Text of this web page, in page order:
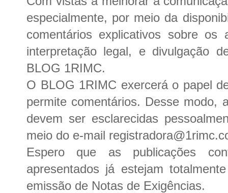
especialmente, por meio da
comentários explicativos sobre os
interpretação legal, e divulgação
BLOG 1RIMC.
O BLOG 1RIMC exercerá o papel
permite comentários. Desse modo,
devem ser esclarecidas
meio do e-mail
Espero que as publicações
apresentados já estejam
emissão de Notas de Exigências.